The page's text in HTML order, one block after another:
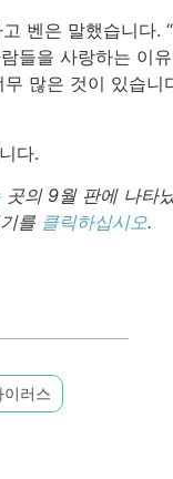
벤은 말했습니다.
들을 사랑하는 이
많은 것이 있습니
다.
곳의 9월 판에 나타
를 클릭하십시오.
이러스